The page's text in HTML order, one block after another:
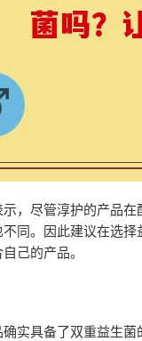
，尽管淳护的产品
同。因此建议在选
己的产品。
实具备了双重益生